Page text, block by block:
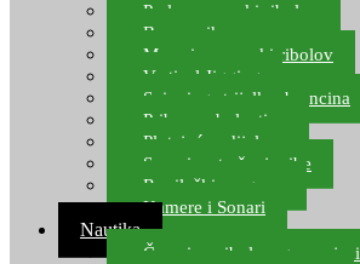
Perle za morski ribolov
Brum prihrana za more
Mamci za morski ribolov
Vertical Jigging
Spinning strijelke, brancina
Pribor za bolentino
Plutajuća odijela
Sonari za traženje ribe
Ronilački program
Kamere i Sonari
Nautika
Čamci za ribolov, gumenjaci